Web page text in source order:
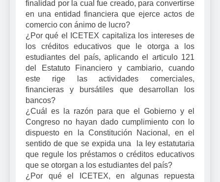
finalidad por la cual fue creado, para convertirse
en una entidad financiera que ejerce actos de
comercio con ánimo de lucro?
¿Por qué el ICETEX capitaliza los intereses de
los créditos educativos que le otorga a los
estudiantes del país, aplicando el articulo 121
del Estatuto Financiero y cambiario, cuando
este rige las actividades comerciales,
financieras y bursátiles que desarrollan los
bancos?
¿Cuál es la razón para que el Gobierno y el
Congreso no hayan dado cumplimiento con lo
dispuesto en la Constitución Nacional, en el
sentido de que se expida una la ley estatutaria
que regule los préstamos o créditos educativos
que se otorgan a los estudiantes del país?
¿Por qué el ICETEX, en algunas repuesta